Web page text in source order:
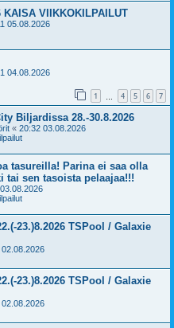
VIIKKOKILPAILUT
05.08.2026
04.08.2026
1 4 5 6 7
Biljardissa 28.-30.8.2026
« 20:32 03.08.2026
tasureilla! Parina ei saa olla
tai sen tasoista pelaajaa!!!
23.)8.2026 TSPool / Galaxie
23.)8.2026 TSPool / Galaxie